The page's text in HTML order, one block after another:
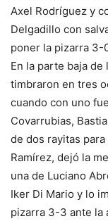
Axel Rodríguez y
Delgadillo con
poner la pizarra 3-
En la parte baja
timbraron en tres
cuando con uno
Covarrubias,
de dos rayitas
Ramírez, dejó la
una de Luciano
Iker Di Mario y lo
pizarra 3-3 ante la